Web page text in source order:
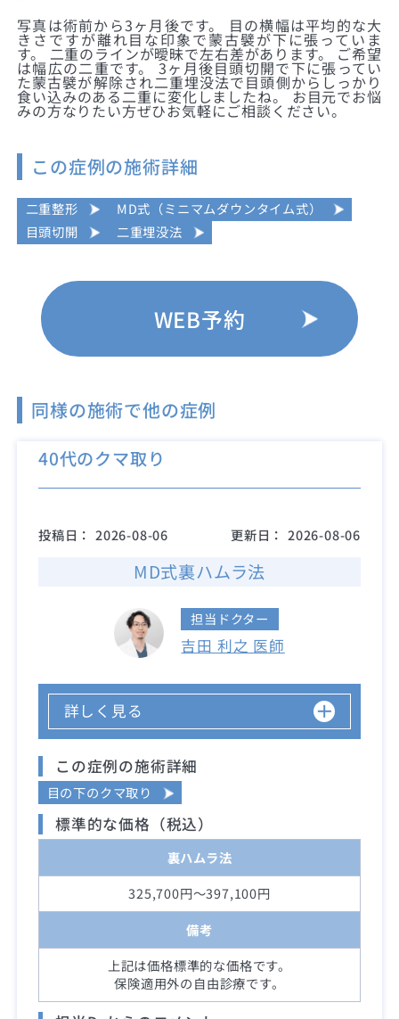
写真は術前から3ヶ月後です。 目の横幅は平均的な大
きさですが離れ目な印象で蒙古襞が下に張っていま
す。 二重のラインが曖昧で左右差があります。 ご希望
は幅広の二重です。 3ヶ月後目頭切開で下に張ってい
た蒙古襞が解除され二重埋没法で目頭側からしっかり
食い込みのある二重に変化しましたね。 お目元でお悩
みの方なりたい方ぜひお気軽にご相談ください。
この症例の施術詳細
二重整形
MD式（ミニマムダウンタイム式）
目頭切開
二重埋没法
WEB予約
同様の施術で他の症例
40代のクマ取り
投稿日： 2026-08-06 更新日： 2026-08-06
MD式裏ハムラ法
担当ドクター
吉田 利之 医師
詳しく見る
この症例の施術詳細
目の下のクマ取り
標準的な価格（税込）
裏ハムラ法
325,700円～397,100円
備考
上記は価格標準的な価格です。
保険適用外の自由診療です。